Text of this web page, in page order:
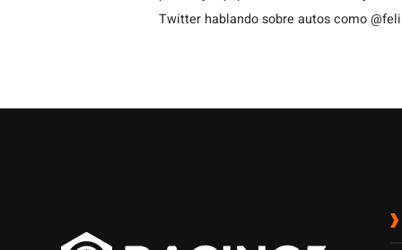
Twitter hablando sobre autos como